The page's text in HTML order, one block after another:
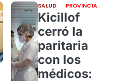
SALUD PROVINCIA
Kicillof
cerró la
paritaria
con los
médicos: